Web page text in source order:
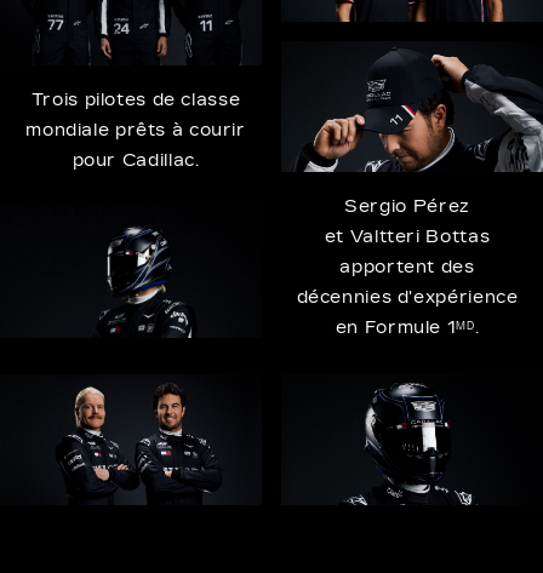
Trois pilotes de classe
mondiale prêts à courir
pour Cadillac.
Sergio Pérez
et Valtteri Bottas
apportent des
décennies d'expérience
en Formule 1MD.